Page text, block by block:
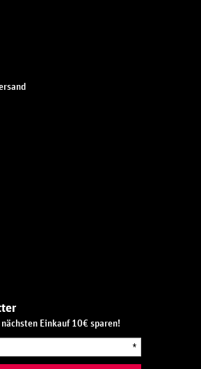
Einkauf 10€ sparen!
*